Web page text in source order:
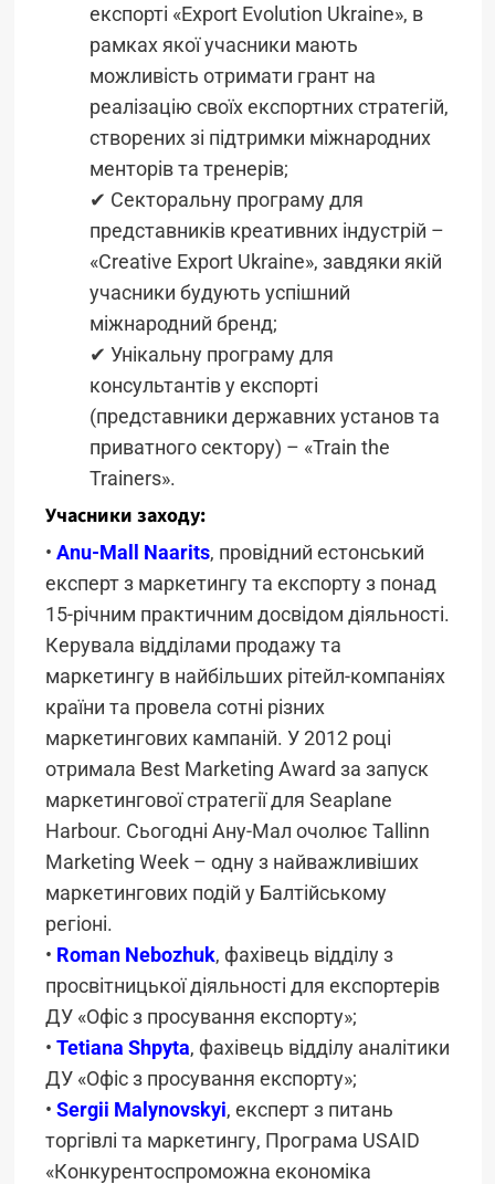
експорті «Export Evolution Ukraine», в
рамках якої учасники мають
можливість отримати грант на
реалізацію своїх експортних стратегій,
створених зі підтримки міжнародних
менторів та тренерів;
✔ Секторальну програму для
представників креативних індустрій –
«Creative Export Ukraine», завдяки якій
учасники будують успішний
міжнародний бренд;
✔ Унікальну програму для
консультантів у експорті
(представники державних установ та
приватного сектору) – «Train the
Trainers».
Учасники заходу:
• Anu-Mall Naarits, провідний естонський
експерт з маркетингу та експорту з понад
15-річним практичним досвідом діяльності.
Керувала відділами продажу та
маркетингу в найбільших рітейл-компаніях
країни та провела сотні різних
маркетингових кампаній. У 2012 році
отримала Best Marketing Award за запуск
маркетингової стратегії для Seaplane
Harbour. Сьогодні Ану-Мал очолює Tallinn
Marketing Week – одну з найважливіших
маркетингових подій у Балтійському
регіоні.
• Roman Nebozhuk, фахівець відділу з
просвітницької діяльності для експортерів
ДУ «Офіс з просування експорту»;
• Tetiana Shpyta, фахівець відділу аналітики
ДУ «Офіс з просування експорту»;
• Sergii Malynovskyi, експерт з питань
торгівлі та маркетингу, Програма USAID
«Конкурентоспроможна економіка